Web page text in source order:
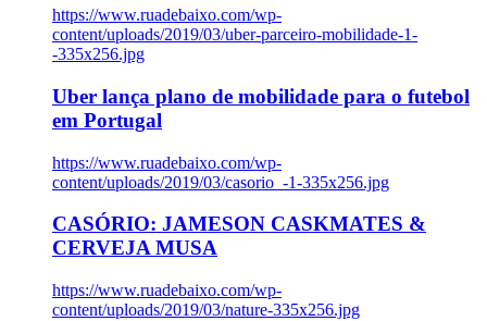
https://www.ruadebaixo.com/wp-
content/uploads/2019/03/uber-parceiro-mobilidade-1-
-335x256.jpg
Uber lança plano de mobilidade para o futebol
em Portugal
https://www.ruadebaixo.com/wp-
content/uploads/2019/03/casorio_-1-335x256.jpg
CASÓRIO: JAMESON CASKMATES &
CERVEJA MUSA
https://www.ruadebaixo.com/wp-
content/uploads/2019/03/nature-335x256.jpg